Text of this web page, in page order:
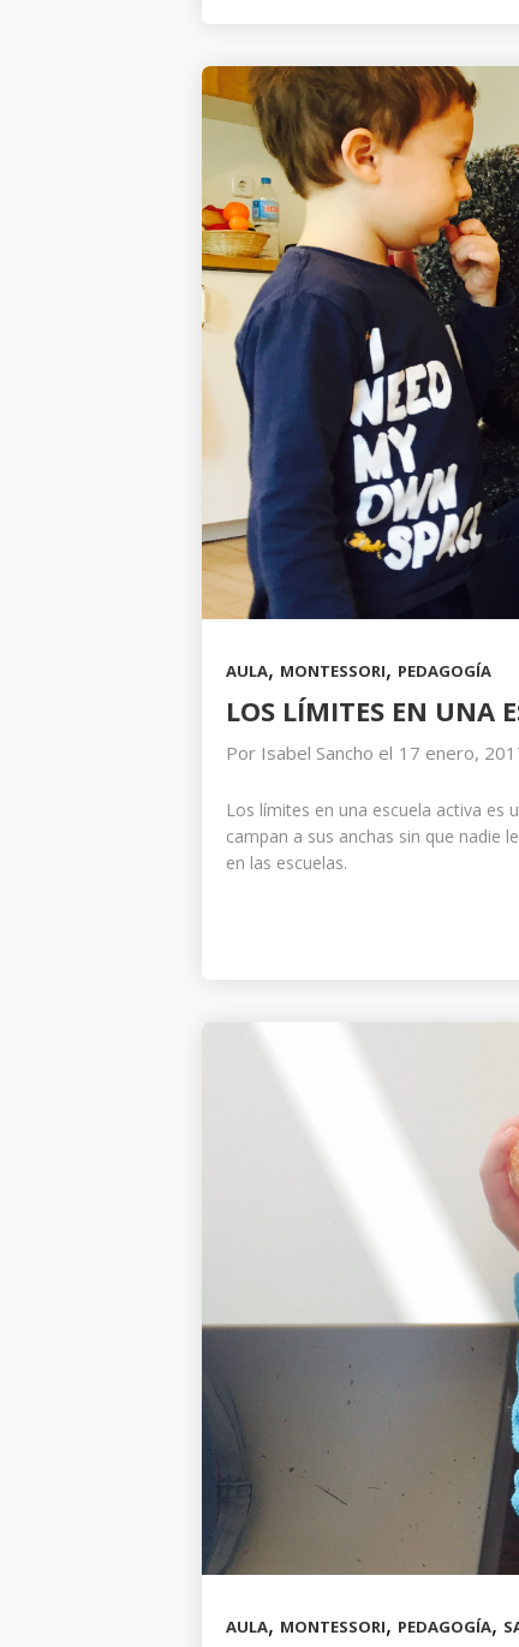
AULA, MONTESSORI, PEDAGOGÍA
LOS LÍMITES EN UNA
Por Isabel Sancho el 17 enero,
Los límites en una escuela activa es
campan a sus anchas sin que nadie
en las escuelas.
AULA, MONTESSORI, PEDAGOGÍA,